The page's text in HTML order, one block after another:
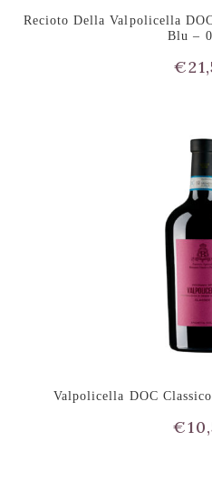
Recioto Della Valpolicella
Blu –
€
Valpolicella DOC
€